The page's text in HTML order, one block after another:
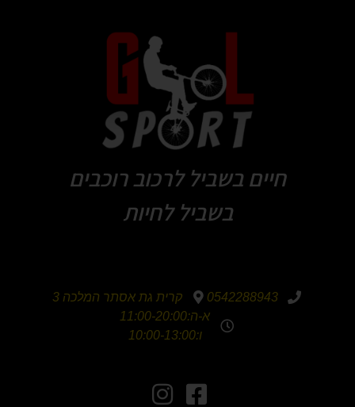
חיים בשביל לרכוב רוכבים
בשביל לחיות
0542288943
קרית גת אסתר המלכה 3
א-ה:11:00-20:00
ו:10:00-13:00